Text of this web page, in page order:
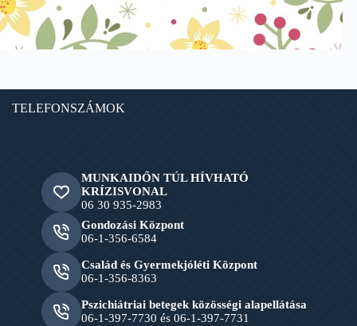
TELEFONSZÁMOK
MUNKAIDŐN TÚL HÍVHATÓ
KRÍZISVONAL
06 30 935-2983
Gondozási Központ
06-1-356-6584
Család és Gyermekjóléti Központ
06-1-356-8363
Pszichiátriai betegek közösségi alapellátása
06-1-397-7730 és 06-1-397-7731